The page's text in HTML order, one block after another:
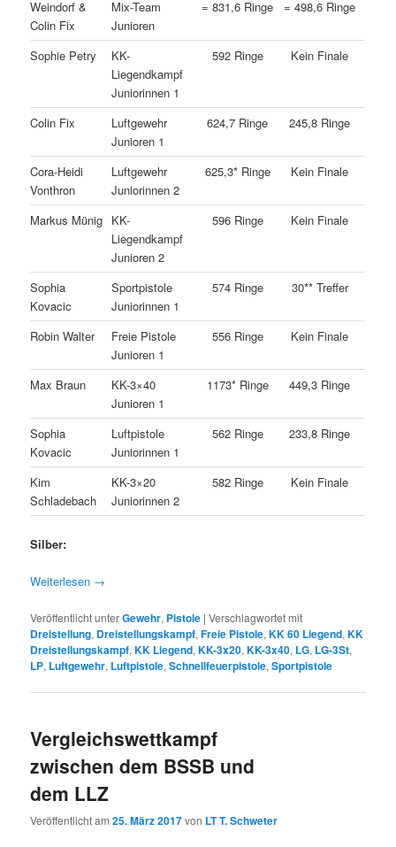
Weindorf &
Colin Fix
Mix-Team
Junioren
= 831,6 Ringe = 498,6 Ringe
Sophie Petry
KK-
Liegendkampf
Juniorinnen 1
592 Ringe Kein Finale
Colin Fix
Luftgewehr
Junioren 1
624,7 Ringe 245,8 Ringe
Cora-Heidi
Vonthron
Luftgewehr
Juniorinnen 2
625,3* Ringe Kein Finale
Markus Münig KK-
Liegendkampf
Junioren 2
596 Ringe Kein Finale
Sophia
Kovacic
Sportpistole
Juniorinnen 1
574 Ringe 30** Treffer
Robin Walter
Freie Pistole
Junioren 1
556 Ringe Kein Finale
Max Braun
KK-3×40
Junioren 1
1173* Ringe 449,3 Ringe
Sophia
Kovacic
Luftpistole
Juniorinnen 1
562 Ringe 233,8 Ringe
Kim
Schladebach
KK-3×20
Juniorinnen 2
582 Ringe Kein Finale
Silber:
Weiterlesen →
Veröffentlicht unterGewehr, Pistole |Verschlagwortet mit
Dreistellung, Dreistellungskampf,Freie Pistole,KK 60 Liegend,KK
Dreistellungskampf,KK Liegend,KK-3x20,KK-3x40, LG, LG-3St,
LP, Luftgewehr, Luftpistole,Schnellfeuerpistole,Sportpistole
Vergleichswettkampf
zwischen dem BSSB und
dem LLZ
Veröffentlicht am25. März 2017von LT T. Schweter